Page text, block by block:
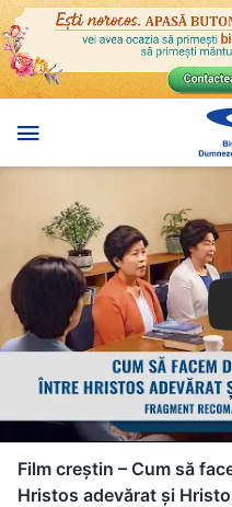
Film creștin – Cum să
Hristos adevărat și